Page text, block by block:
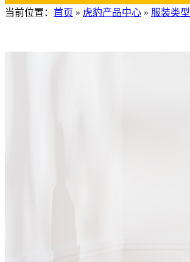
当前位置： 首页 » 虎豹产品中心 » 服装类型